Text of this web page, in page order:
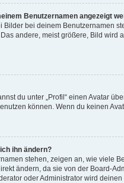
Benutzernamen angezeigt
Bilder bei deinem Benutzernamen
andere, meist größere, Bild wird
du unter „Profil“ einen Avatar
können. Wenn du keinen
ihn ändern?
stehen, zeigen an, wie viele
ändern, da sie von der Board-
oder Administrator wird